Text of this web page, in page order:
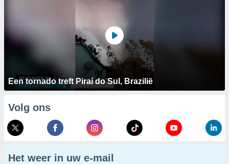
Een tornado treft Piraí do Sul, Brazilië
Volg ons
Het weer in uw e-mail